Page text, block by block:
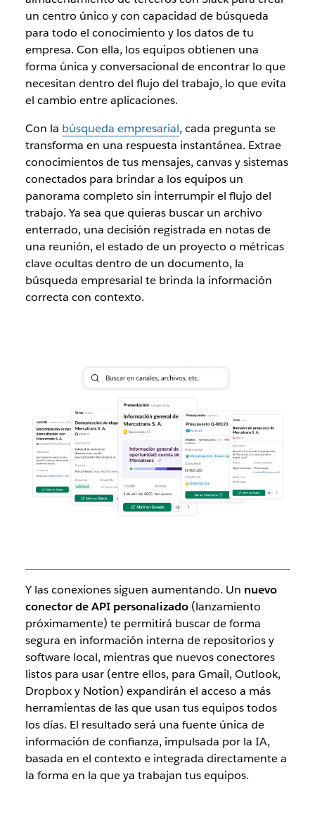
un centro único y con capacidad de búsqueda
para todo el conocimiento y los datos de tu
empresa. Con ella, los equipos obtienen una
forma única y conversacional de encontrar lo que
necesitan dentro del flujo del trabajo, lo que evita
el cambio entre aplicaciones.
Con la búsqueda empresarial, cada pregunta se
transforma en una respuesta instantánea. Extrae
conocimientos de tus mensajes, canvas y sistemas
conectados para brindar a los equipos un
panorama completo sin interrumpir el flujo del
trabajo. Ya sea que quieras buscar un archivo
enterrado, una decisión registrada en notas de
una reunión, el estado de un proyecto o métricas
clave ocultas dentro de un documento, la
búsqueda empresarial te brinda la información
correcta con contexto.
Y las conexiones siguen aumentando. Un nuevo
conector de API personalizado(lanzamiento
próximamente) te permitirá buscar de forma
segura en información interna de repositorios y
software local, mientras que nuevos conectores
listos para usar (entre ellos, para Gmail, Outlook,
Dropbox y Notion) expandirán el acceso a más
herramientas de las que usan tus equipos todos
los días. El resultado será una fuente única de
información de confianza, impulsada por la IA,
basada en el contexto e integrada directamente a
la forma en la que ya trabajan tus equipos.